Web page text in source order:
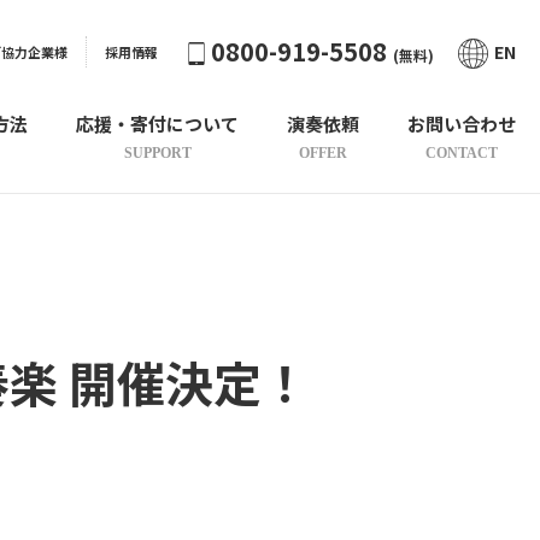
法 応援・寄付について
SUPPORT
演奏依頼
OFFER
お問い合わせ
CONTACT
力企業様 採用情報 0800-919-5508 (無料) EN
開催決定！